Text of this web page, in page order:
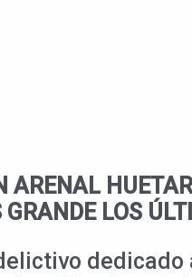
ARENAL
LOS